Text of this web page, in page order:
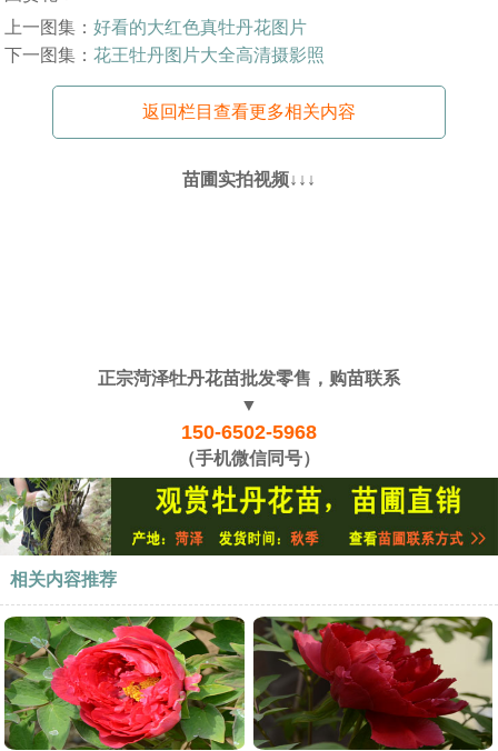
上一图集：好看的大红色真牡丹花图片
下一图集：花王牡丹图片大全高清摄影照
返回栏目查看更多相关内容
苗圃实拍视频↓↓↓
正宗菏泽牡丹花苗批发零售，购苗联系
▼
150-6502-5968
（手机微信同号）
相关内容推荐